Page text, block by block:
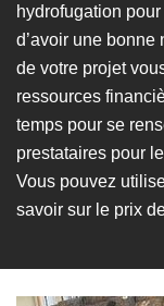
hydrofugation
d’avoir une
de votre projet
ressources
temps pour se
prestataires pour
Vous pouvez
savoir sur le prix